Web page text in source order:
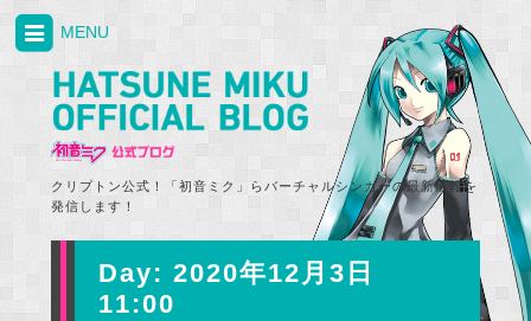
クリプトン公式！「初音ミク」らバーチャルシンガーの最新情報を
発信します！
MENU
Day: 2020年12月3日
11:00